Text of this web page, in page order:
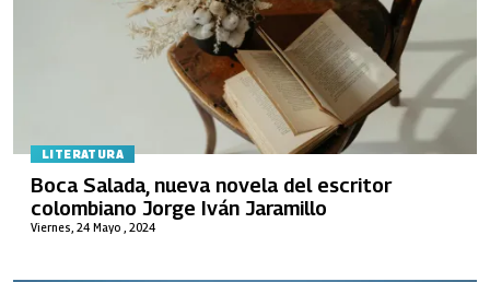
LITERATURA
Viernes, 24 Mayo , 2024
Boca Salada, nueva novela del escritor
colombiano Jorge Iván Jaramillo